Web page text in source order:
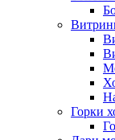
Горки